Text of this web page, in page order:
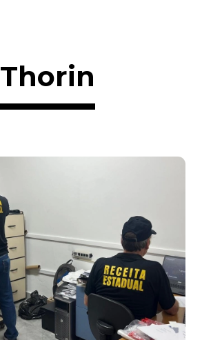
Thorin